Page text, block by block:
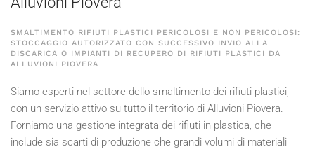
SMALTIMENTO RIFIUTI PLASTICI PERICOLOSI E NON PERICOLOSI:
STOCCAGGIO AUTORIZZATO CON SUCCESSIVO INVIO ALLA
DISCARICA O IMPIANTI DI RECUPERO DI RIFIUTI PLASTICI DA
ALLUVIONI PIOVERA
Siamo esperti nel settore dello smaltimento dei rifiuti plastici,
con un servizio attivo su tutto il territorio di Alluvioni Piovera.
Forniamo una gestione integrata dei rifiuti in plastica, che
include sia scarti di produzione che grandi volumi di materiali